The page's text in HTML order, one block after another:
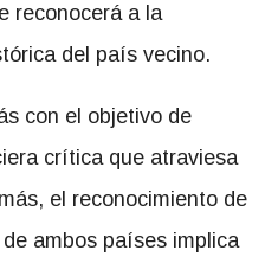
reconocerá a la
del país vecino.
con el objetivo de
crítica que atraviesa
el reconocimiento de
ambos países implica